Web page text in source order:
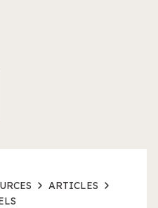
ARTICLES